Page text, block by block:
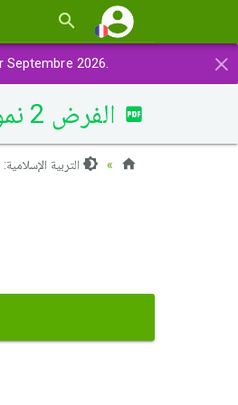
×
Septembre 2026.
الفرض 2 نموذج 2 - التربية الإسلامية ثانية باك الدورة الأولى
التربية